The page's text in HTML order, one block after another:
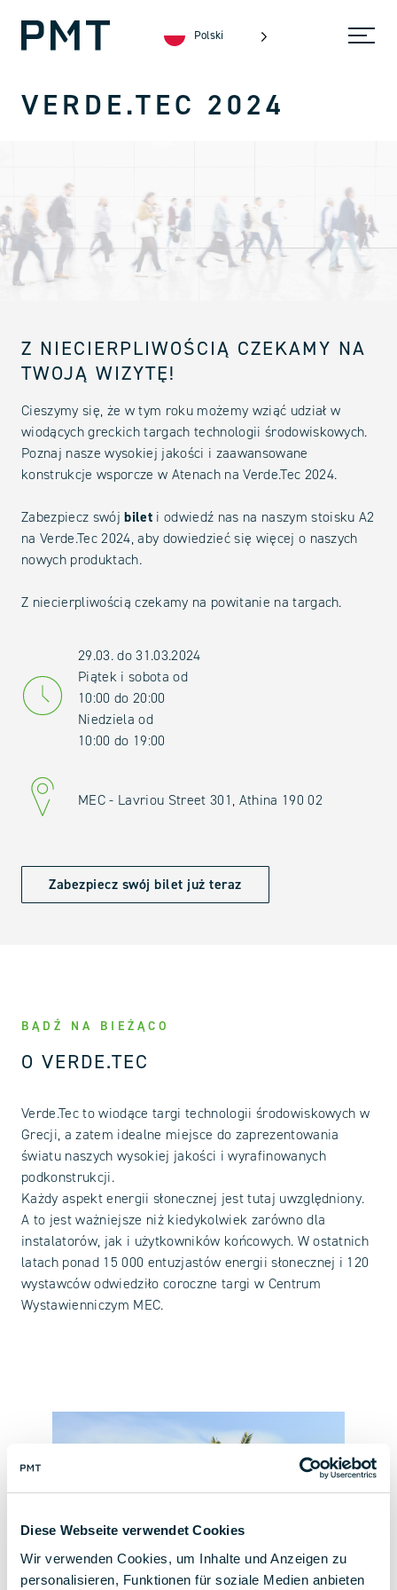
Diese Webseite verwendet Cookies
Wir verwenden Cookies, um Inhalte und Anzeigen zu
personalisieren, Funktionen für soziale Medien anbieten
Polski
VERDE.TEC 2024
Z NIECIERPLIWOŚCIĄ CZEKAMY NA
TWOJĄ WIZYTĘ!
Cieszymy się, że w tym roku możemy wziąć udział w
wiodących greckich targach technologii środowiskowych.
Poznaj nasze wysokiej jakości i zaawansowane
konstrukcje wsporcze w Atenach na Verde.Tec 2024.
Zabezpiecz swójbilet i odwiedź nas na naszym stoisku A2
na Verde.Tec 2024, aby dowiedzieć się więcej o naszych
nowych produktach.
Z niecierpliwością czekamy na powitanie na targach.
29.03. do 31.03.2024
Piątek i sobota od
10:00 do 20:00
Niedziela od
10:00 do 19:00
MEC - Lavriou Street 301, Athina 190 02
Zabezpiecz swój bilet już teraz
BĄDŹ NA BIEŻĄCO
O VERDE.TEC
Verde.Tec to wiodące targi technologii środowiskowych w
Grecji, a zatem idealne miejsce do zaprezentowania
światu naszych wysokiej jakości i wyrafinowanych
podkonstrukcji.
Każdy aspekt energii słonecznej jest tutaj uwzględniony.
A to jest ważniejsze niż kiedykolwiek zarówno dla
instalatorów, jak i użytkowników końcowych. W ostatnich
latach ponad 15 000 entuzjastów energii słonecznej i 120
wystawców odwiedziło coroczne targi w Centrum
Wystawienniczym MEC.